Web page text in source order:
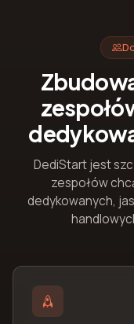
DediStart jest
zespołów
dedykowanych,